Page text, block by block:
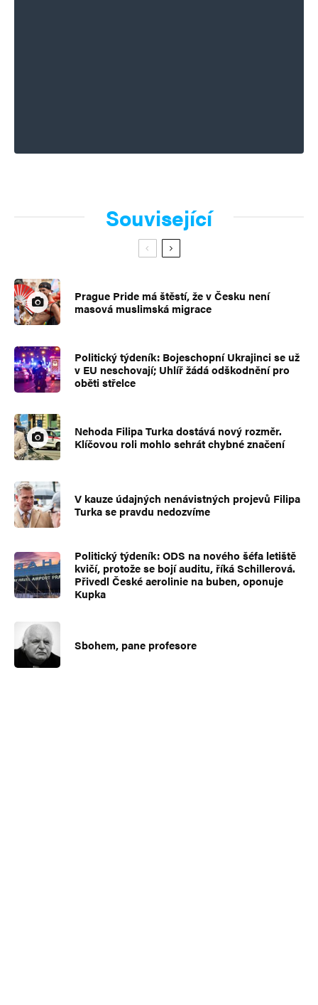
Související
Prague Pride má štěstí, že v Česku není
masová muslimská migrace
Politický týdeník: Bojeschopní Ukrajinci se už
v EU neschovají; Uhlíř žádá odškodnění pro
oběti střelce
Nehoda Filipa Turka dostává nový rozměr.
Klíčovou roli mohlo sehrát chybné značení
V kauze údajných nenávistných projevů Filipa
Turka se pravdu nedozvíme
Politický týdeník: ODS na nového šéfa letiště
kvičí, protože se bojí auditu, říká Schillerová.
Přivedl České aerolinie na buben, oponuje
Kupka
Sbohem, pane profesore